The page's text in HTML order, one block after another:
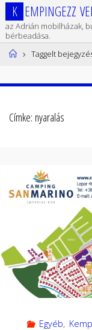
Ugrás
tartalomhoz
K EMPINGEZZ VE
az Adrián mobilházak,
bérbeadása.
Kezdőlap
Taggelt
Címke: nyaralás
Egyéb,